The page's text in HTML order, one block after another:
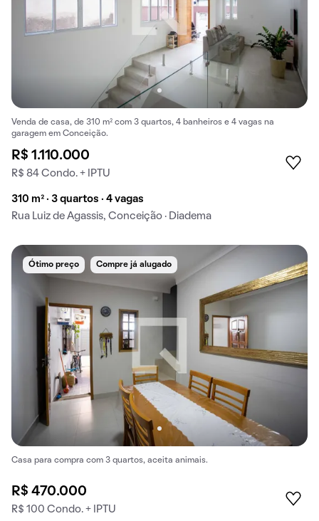
Venda de casa, de 310 m² com 3 quartos, 4 banheiros e 4 vagas na
garagem em Conceição.
R$ 1.110.000
R$ 84 Condo. + IPTU
310 m² · 3 quartos · 4 vagas
Rua Luiz de Agassis, Conceição · Diadema
Ótimo preço Compre já alugado
Casa para compra com 3 quartos, aceita animais.
R$ 470.000
R$ 100 Condo. + IPTU